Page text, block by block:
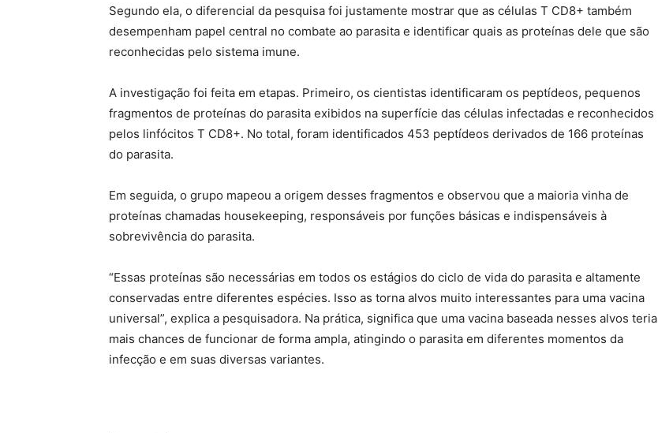
Segundo ela, o diferencial da pesquisa foi justamente mostrar que as células T CD8+ também
desempenham papel central no combate ao parasita e identificar quais as proteínas dele que são
reconhecidas pelo sistema imune.
A investigação foi feita em etapas. Primeiro, os cientistas identificaram os peptídeos, pequenos
fragmentos de proteínas do parasita exibidos na superfície das células infectadas e reconhecidos
pelos linfócitos T CD8+. No total, foram identificados 453 peptídeos derivados de 166 proteínas
do parasita.
Em seguida, o grupo mapeou a origem desses fragmentos e observou que a maioria vinha de
proteínas chamadas housekeeping, responsáveis por funções básicas e indispensáveis à
sobrevivência do parasita.
“Essas proteínas são necessárias em todos os estágios do ciclo de vida do parasita e altamente
conservadas entre diferentes espécies. Isso as torna alvos muito interessantes para uma vacina
universal”, explica a pesquisadora. Na prática, significa que uma vacina baseada nesses alvos teria
mais chances de funcionar de forma ampla, atingindo o parasita em diferentes momentos da
infecção e em suas diversas variantes.